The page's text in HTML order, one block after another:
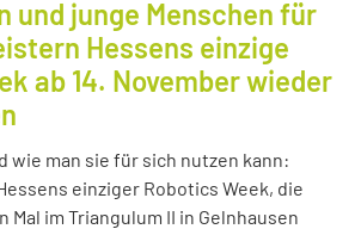
und junge Menschen für
Hessens einzige
ab 14. November wieder
wie man sie für sich nutzen kann:
einziger Robotics Week, die
Mal im Triangulum II in Gelnhausen